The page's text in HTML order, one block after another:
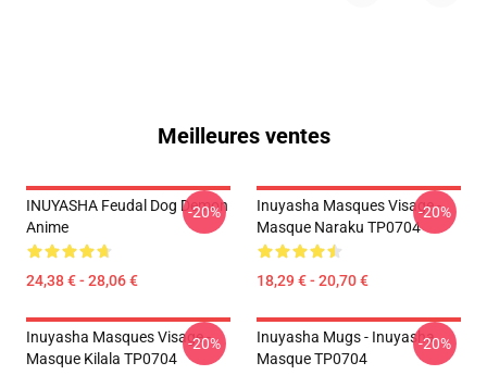
Meilleures ventes
INUYASHA Feudal Dog Demon
Anime
24,38 € - 28,06 €
-20%
Inuyasha Masques Visage -
Masque Naraku TP0704
18,29 € - 20,70 €
-20%
Inuyasha Masques Visage -
Masque Kilala TP0704
-20%
Inuyasha Mugs - Inuyasha
Masque TP0704
-20%